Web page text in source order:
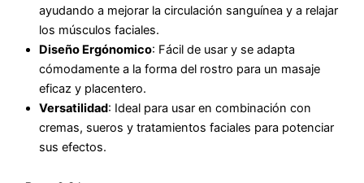
ayudando a mejorar la circulación sanguínea y a relajar
los músculos faciales.
Diseño Ergónomico: Fácil de usar y se adapta
cómodamente a la forma del rostro para un masaje
eficaz y placentero.
Versatilidad: Ideal para usar en combinación con
cremas, sueros y tratamientos faciales para potenciar
sus efectos.